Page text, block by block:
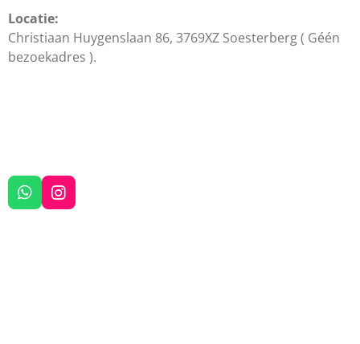
Locatie:
Christiaan Huygenslaan 86, 3769XZ Soesterberg ( Géén
bezoekadres ).
W
h
I
n